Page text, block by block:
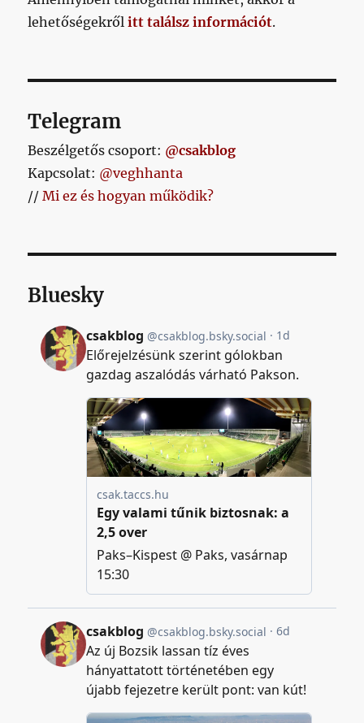
lehetőségekrőlitt találsz információt.
Telegram
Beszélgetős csoport: @csakblog
Kapcsolat: @veghhanta
//Mi ez és hogyan működik?
Bluesky